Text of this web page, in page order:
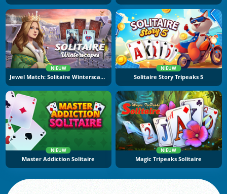
NIEUW
Jewel Match: Solitaire Winterscapes
NIEUW
Solitaire Story Tripeaks 5
NIEUW
Master Addiction Solitaire
NIEUW
Magic Tripeaks Solitaire